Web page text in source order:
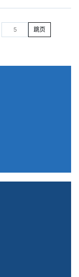
跳页